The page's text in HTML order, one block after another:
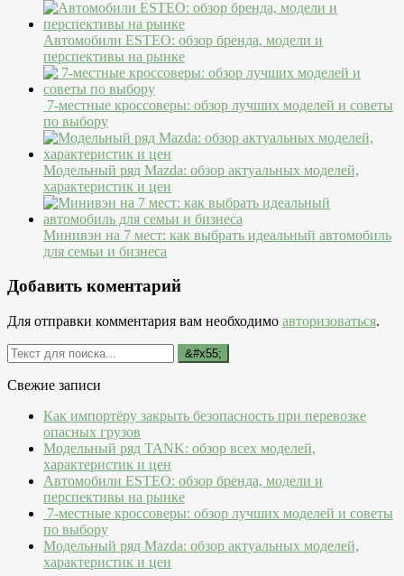
Автомобили ESTEO: обзор бренда, модели и
перспективы на рынке
7-местные кроссоверы: обзор лучших моделей и советы
по выбору
Модельный ряд Mazda: обзор актуальных моделей,
характеристик и цен
Минивэн на 7 мест: как выбрать идеальный автомобиль
для семьи и бизнеса
Добавить коментарий
Для отправки комментария вам необходимо авторизоваться.
Свежие записи
Как импортёру закрыть безопасность при перевозке
опасных грузов
Модельный ряд TANK: обзор всех моделей,
характеристик и цен
Автомобили ESTEO: обзор бренда, модели и
перспективы на рынке
7-местные кроссоверы: обзор лучших моделей и советы
по выбору
Модельный ряд Mazda: обзор актуальных моделей,
характеристик и цен